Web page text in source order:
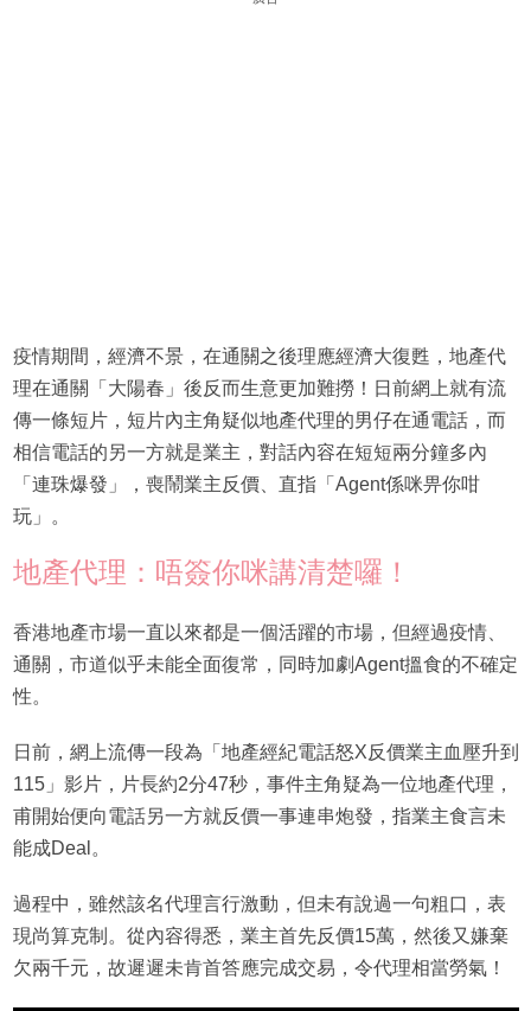
疫情期間，經濟不景，在通關之後理應經濟大復甦，地產代
理在通關「大陽春」後反而生意更加難撈！日前網上就有流
傳一條短片，短片內主角疑似地產代理的男仔在通電話，而
相信電話的另一方就是業主，對話內容在短短兩分鐘多內
「連珠爆發」，喪鬧業主反價、直指「Agent係咪畀你咁
玩」。
地產代理：唔簽你咪講清楚囉！
香港地產市場一直以來都是一個活躍的市場，但經過疫情、
通關，市道似乎未能全面復常，同時加劇Agent搵食的不確定
性。
日前，網上流傳一段為「地產經紀電話怒X反價業主血壓升到
115」影片，片長約2分47秒，事件主角疑為一位地產代理，
甫開始便向電話另一方就反價一事連串炮發，指業主食言未
能成Deal。
過程中，雖然該名代理言行激動，但未有說過一句粗口，表
現尚算克制。從內容得悉，業主首先反價15萬，然後又嫌棄
欠兩千元，故遲遲未肯首答應完成交易，令代理相當勞氣！